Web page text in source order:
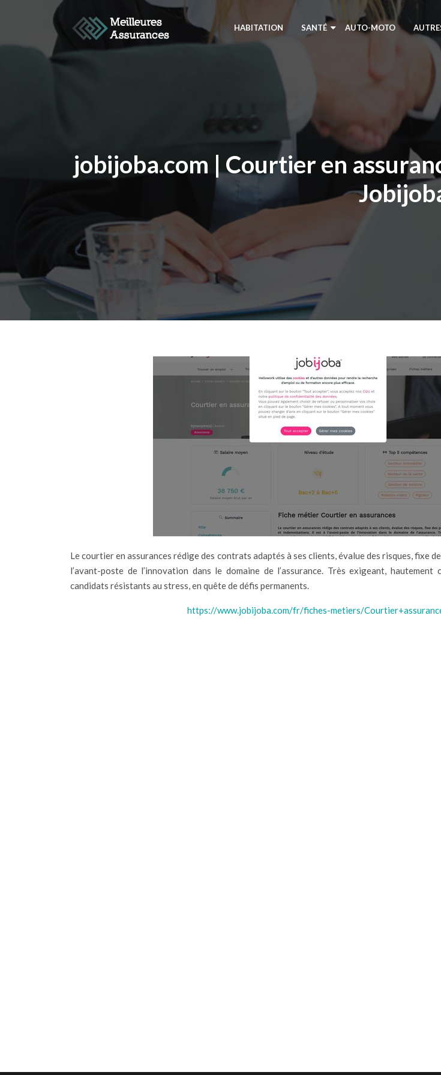
HABITATION SANTÉ AUTO-MOTO
jobijoba.com | Courtier en
Le courtier en assurances rédige des contrats adaptés à ses clients, évalue des risques, fixe
l’avant-poste de l’innovation dans le domaine de l’assurance. Très exigeant,
candidats résistants au stress, en quête de défis permanents.
https://www.jobijoba.com/fr/fiches-metiers/